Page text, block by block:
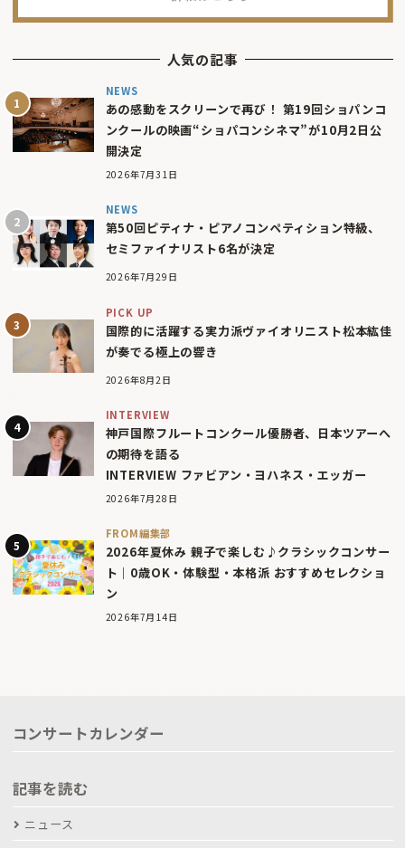
人気の記事
NEWS
あの感動をスクリーンで再び！ 第19回ショパンコ
ンクールの映画“ショパコンシネマ”が10月2日公
開決定
2026年7月31日
NEWS
第50回ピティナ・ピアノコンペティション特級、
セミファイナリスト6名が決定
2026年7月29日
PICK UP
国際的に活躍する実力派ヴァイオリニスト松本紘佳
が奏でる極上の響き
2026年8月2日
INTERVIEW
神戸国際フルートコンクール優勝者、日本ツアーへ
の期待を語る
INTERVIEW ファビアン・ヨハネス・エッガー
2026年7月28日
FROM編集部
2026年夏休み 親子で楽しむ♪クラシックコンサー
ト｜0歳OK・体験型・本格派 おすすめセレクショ
ン
2026年7月14日
コンサートカレンダー
記事を読む
ニュース